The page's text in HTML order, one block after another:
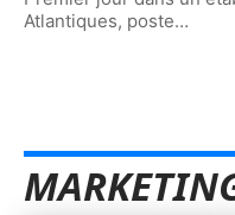
Atlantiques, poste…